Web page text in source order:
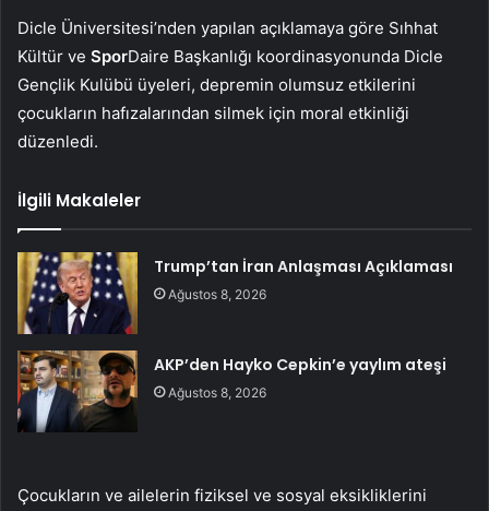
Dicle Üniversitesi’nden yapılan açıklamaya göre Sıhhat
Kültür ve SporDaire Başkanlığı koordinasyonunda Dicle
Gençlik Kulübü üyeleri, depremin olumsuz etkilerini
çocukların hafızalarından silmek için moral etkinliği
düzenledi.
İlgili Makaleler
Trump’tan İran Anlaşması Açıklaması
Ağustos 8, 2026
AKP’den Hayko Cepkin’e yaylım ateşi
Ağustos 8, 2026
Çocukların ve ailelerin fiziksel ve sosyal eksikliklerini